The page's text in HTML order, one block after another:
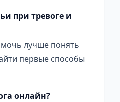
при тревоге и
лучше понять
первые способы
онлайн?